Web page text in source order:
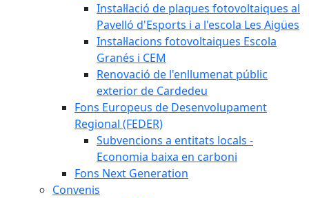
Instal·lació de plaques fotovoltaiques al
Pavelló d'Esports i a l'escola Les Aigües
Instal·lacions fotovoltaiques Escola
Granés i CEM
Renovació de l'enllumenat públic
exterior de Cardedeu
Fons Europeus de Desenvolupament
Regional (FEDER)
Subvencions a entitats locals -
Economia baixa en carboni
Fons Next Generation
Convenis